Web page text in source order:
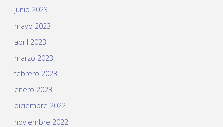
junio 2023
mayo 2023
abril 2023
marzo 2023
febrero 2023
enero 2023
diciembre 2022
noviembre 2022